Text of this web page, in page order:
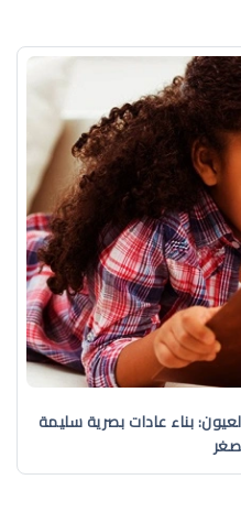
بناء عادات بصرية سليمة